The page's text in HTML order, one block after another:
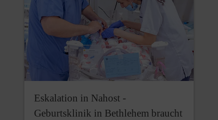
Eskalation in Nahost -
Geburtsklinik in Bethlehem braucht